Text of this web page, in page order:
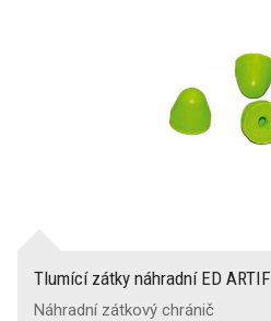
Tlumící zátky náhradní ED
Náhradní zátkový chránič